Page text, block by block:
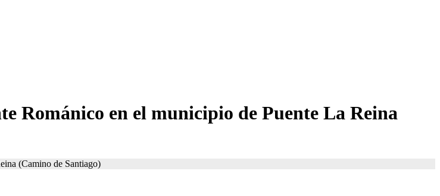
Románico en el municipio de Puente La Reina
(Camino de Santiago)